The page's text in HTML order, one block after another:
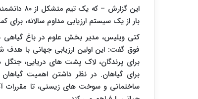
این
بار از یک سیستم ارزیابی مداوم سالانه،
کتی ویلیس، مدیر بخش علوم در باغ
فوق گفت: این اولین ارزیابی جهانی با
برای پرندگان، لاک پشت های دریایی، جنگل
برای گیاهان. در نظر داشتن اهمیت
ساختمانی و سوخت های زیستی، تا مقررات